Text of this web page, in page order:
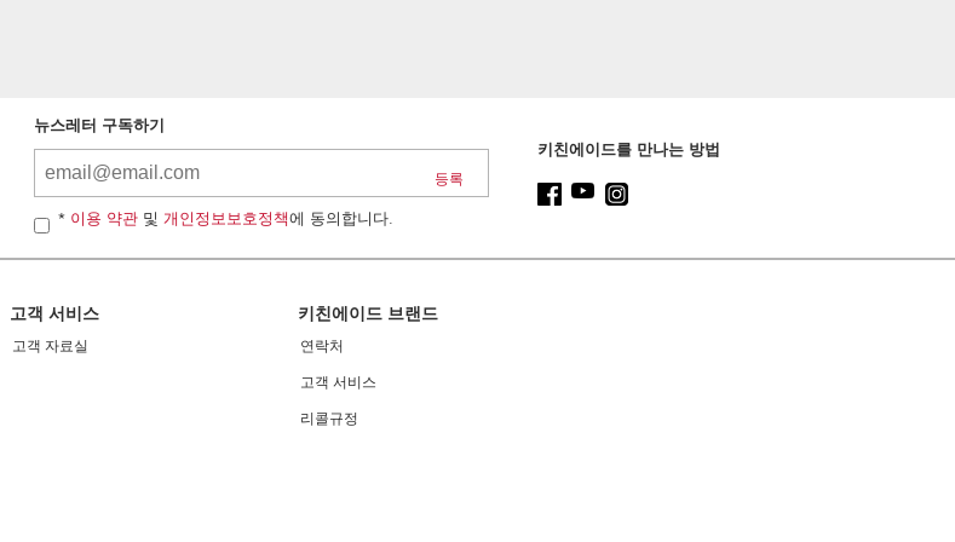
뉴스레터 구독하기
* 이용 약관및 개인정보보호정책에 동의합니다.
키친에이드를 만나는 방법
고객 서비스
고객 자료실
키친에이드 브랜드
연락처
고객 서비스
리콜규정